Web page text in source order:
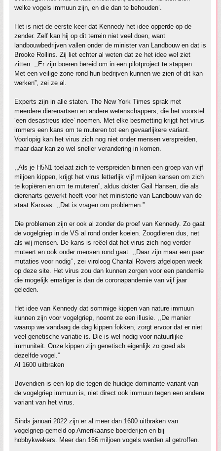
welke vogels immuun zijn, en die dan te behouden’.
Het is niet de eerste keer dat Kennedy het idee opperde op de
zender. Zelf kan hij op dit terrein niet veel doen, want
landbouwbedrijven vallen onder de minister van Landbouw en dat is
Brooke Rollins. Zij liet echter al weten dat ze het idee wel ziet
zitten. ,,Er zijn boeren bereid om in een pilotproject te stappen.
Met een veilige zone rond hun bedrijven kunnen we zien of dit kan
werken”, zei ze al.
Experts zijn in alle staten. The New York Times sprak met
meerdere dierenartsen en andere wetenschappers, die het voorstel
‘een desastreus idee’ noemen. Met elke besmetting krijgt het virus
immers een kans om te muteren tot een gevaarlijkere variant.
Voorlopig kan het virus zich nog niet onder mensen verspreiden,
maar daar kan zo wel sneller verandering in komen.
,,Als je H5N1 toelaat zich te verspreiden binnen een groep van vijf
miljoen kippen, krijgt het virus letterlijk vijf miljoen kansen om zich
te kopiëren en om te muteren”, aldus dokter Gail Hansen, die als
dierenarts gewerkt heeft voor het ministerie van Landbouw van de
staat Kansas. ,,Dat is vragen om problemen.”
Die problemen zijn er ook al zonder de proef van Kennedy. Zo gaat
de vogelgriep in de VS al rond onder koeien. Zoogdieren dus, net
als wij mensen. De kans is reëel dat het virus zich nog verder
muteert en ook onder mensen rond gaat. ,,Daar zijn maar een paar
mutaties voor nodig’’, zei viroloog Chantal Rovers afgelopen week
op deze site. Het virus zou dan kunnen zorgen voor een pandemie
die mogelijk ernstiger is dan de coronapandemie van vijf jaar
geleden.
Het idee van Kennedy dat sommige kippen van nature immuun
kunnen zijn voor vogelgriep, noemt ze een illusie. ,,De manier
waarop we vandaag de dag kippen fokken, zorgt ervoor dat er niet
veel genetische variatie is. Die is wel nodig voor natuurlijke
immuniteit. Onze kippen zijn genetisch eigenlijk zo goed als
dezelfde vogel.”
Al 1600 uitbraken
Bovendien is een kip die tegen de huidige dominante variant van
de vogelgriep immuun is, niet direct ook immuun tegen een andere
variant van het virus.
Sinds januari 2022 zijn er al meer dan 1600 uitbraken van
vogelgriep gemeld op Amerikaanse boerderijen en bij
hobbykwekers. Meer dan 166 miljoen vogels werden al getroffen.